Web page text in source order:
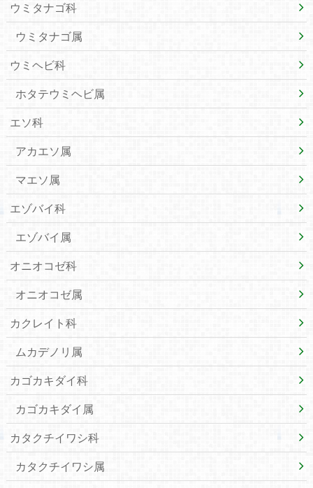
ウミタナゴ科
ウミタナゴ属
ウミヘビ科
ホタテウミヘビ属
エソ科
アカエソ属
マエソ属
エゾバイ科
エゾバイ属
オニオコゼ科
オニオコゼ属
カクレイト科
ムカデノリ属
カゴカキダイ科
カゴカキダイ属
カタクチイワシ科
カタクチイワシ属